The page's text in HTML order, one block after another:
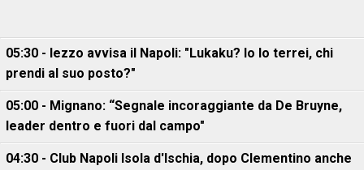
05:30 - Iezzo avvisa il Napoli: "Lukaku? Io lo terrei, chi
prendi al suo posto?"
05:00 - Mignano: “Segnale incoraggiante da De Bruyne,
leader dentro e fuori dal campo"
04:30 - Club Napoli Isola d'Ischia, dopo Clementino anche